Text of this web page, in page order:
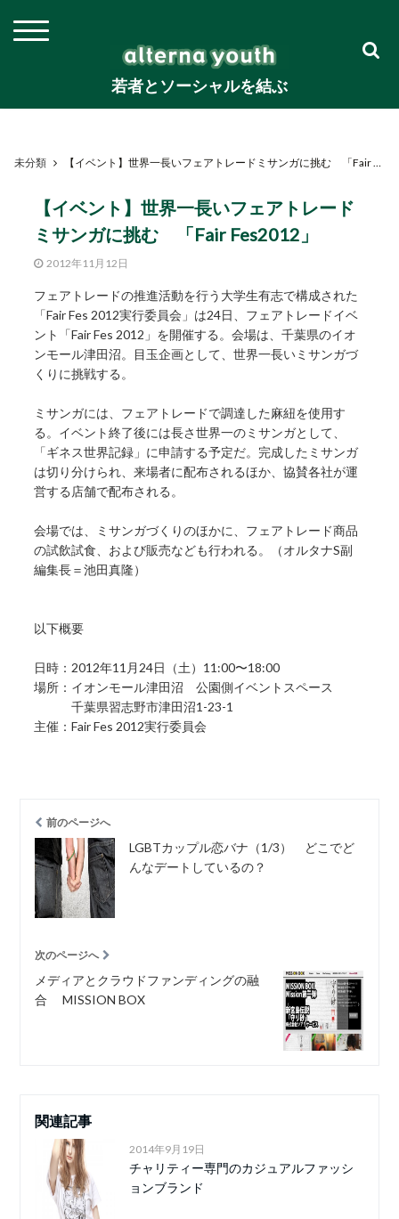
若者とソーシャルを結ぶ
未分類 【イベント】世界一長いフェアトレードミサンガに挑む 「Fair Fes2012」
【イベント】世界一長いフェアトレード
ミサンガに挑む 「Fair Fes2012」
2012年11月12日
フェアトレードの推進活動を行う大学生有志で構成された
「Fair Fes 2012実行委員会」は24日、フェアトレードイベ
ント「Fair Fes 2012」を開催する。会場は、千葉県のイオ
ンモール津田沼。目玉企画として、世界一長いミサンガづ
くりに挑戦する。
ミサンガには、フェアトレードで調達した麻紐を使用す
る。イベント終了後には長さ世界一のミサンガとして、
「ギネス世界記録」に申請する予定だ。完成したミサンガ
は切り分けられ、来場者に配布されるほか、協賛各社が運
営する店舗で配布される。
会場では、ミサンガづくりのほかに、フェアトレード商品
の試飲試食、および販売なども行われる。（オルタナS副
編集長＝池田真隆）
以下概要
日時：2012年11月24日（土）11:00〜18:00
場所：イオンモール津田沼 公園側イベントスペース
千葉県習志野市津田沼1-23-1
主催：Fair Fes 2012実行委員会
前のページへ
LGBTカップル恋バナ（1/3） どこでど
んなデートしているの？
次のページへ
メディアとクラウドファンディングの融
合 MISSION BOX
関連記事
2014年9月19日
チャリティー専門のカジュアルファッシ
ョンブランド